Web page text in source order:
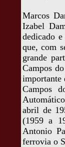
Marcos
Izabel
dedicado
que, com
grande
Campos
importante
Campos
abril de
(1959 a
Antonio
ferrovia o